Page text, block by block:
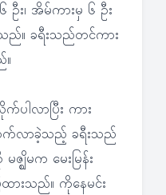
း၊ အိမ်ကားမှ ၆ ဦး
သည်။ ခရီးသည်တင်ကား
ပါလာပြီး ကား
ာက်လာခဲ့သည့် ခရီးသည်
ဈိမက မေးမြန်း
ားသည်။ ကိုနေမင်း